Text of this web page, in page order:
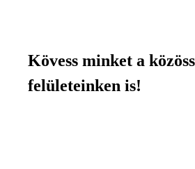
Kövess minket a
felületeinken is!